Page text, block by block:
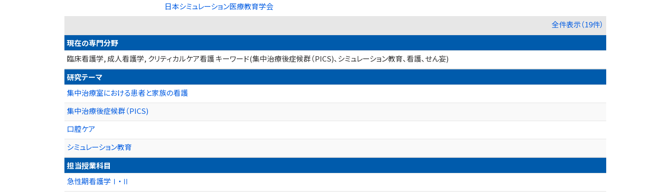
日本シミュレーション医療教育学会
全件表示（19件）
現在の専門分野
臨床看護学, 成人看護学, クリティカルケア看護 キーワード(集中治療後症候群（PICS)、シミュレーション教育、看護、せん妄)
研究テーマ
集中治療室における患者と家族の看護
集中治療後症候群（PICS)
口腔ケア
シミュレーション教育
担当授業科目
急性期看護学Ⅰ・Ⅱ